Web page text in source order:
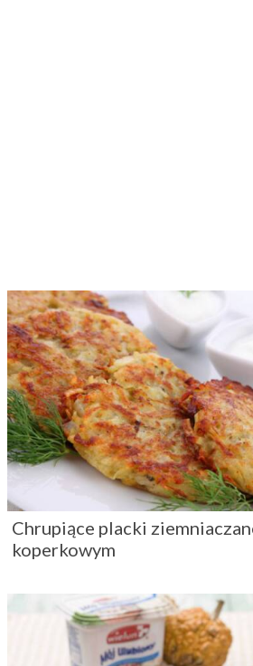
Chrupiące placki
koperkowym